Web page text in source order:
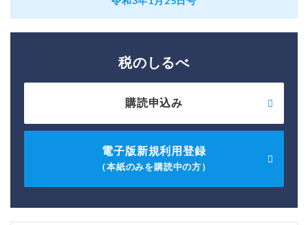
税のしるべ
購読申込み
電子版新規利用登録
（本紙のみを購読中の方）